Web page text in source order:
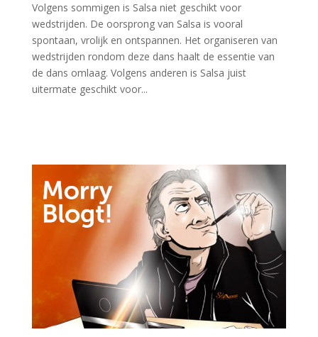
Volgens sommigen is Salsa niet geschikt voor
wedstrijden. De oorsprong van Salsa is vooral
spontaan, vrolijk en ontspannen. Het organiseren van
wedstrijden rondom deze dans haalt de essentie van
de dans omlaag. Volgens anderen is Salsa juist
uitermate geschikt voor...